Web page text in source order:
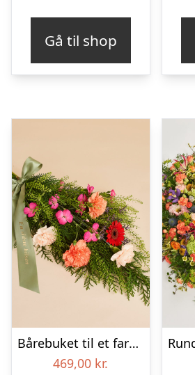
Gå til shop
Bårebuket til et farverigt minde med bånd
469,00 kr.